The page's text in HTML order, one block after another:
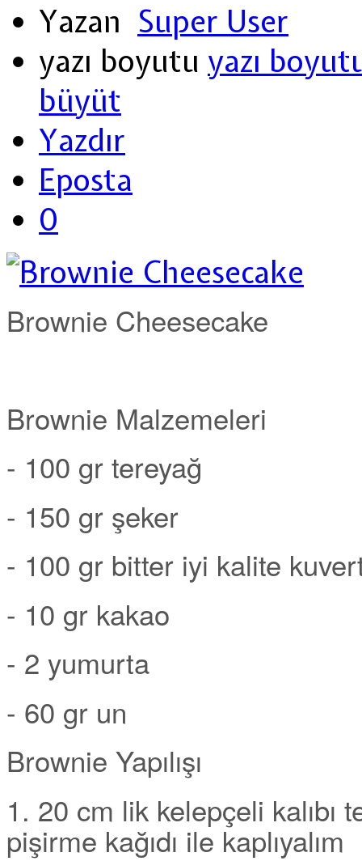
Yazan Super User
yazı boyutu yazı
büyüt
Yazdır
Eposta
0
Brownie Cheesecake
Brownie Malzemeleri
- 100 gr tereyağ
- 150 gr şeker
- 100 gr bitter iyi kalite
- 10 gr kakao
- 2 yumurta
- 60 gr un
Brownie Yapılışı
1. 20 cm lik kelepçeli kalıbı
pişirme kağıdı ile kaplıyalım